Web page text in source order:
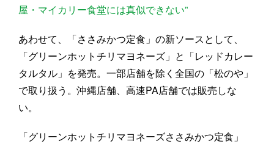
屋・マイカリー食堂には真似できない”
あわせて、「ささみかつ定食」の新ソースとして、
「グリーンホットチリマヨネーズ」と「レッドカレー
タルタル」を発売。一部店舗を除く全国の「松のや」
で取り扱う。沖縄店舗、高速PA店舗では販売しな
い。
「グリーンホットチリマヨネーズささみかつ定食」